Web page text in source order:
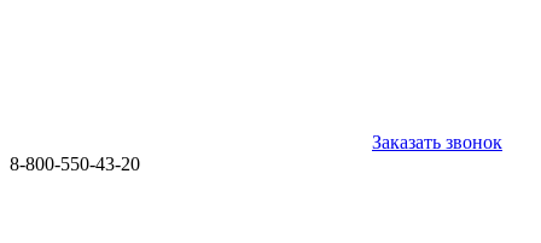
Заказать звонок
8-800-550-43-20